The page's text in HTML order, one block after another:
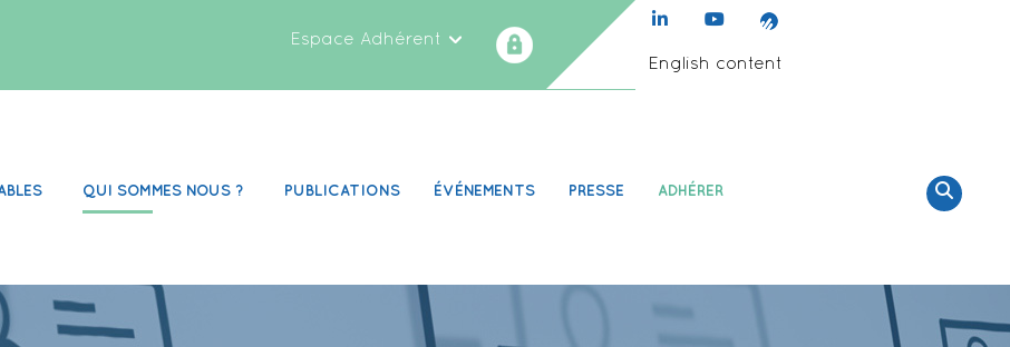
Espace Adhérent
English content
QUI SOMMES NOUS ? PUBLICATIONS ÉVÉNEMENTS PRESSE ADHÉRER